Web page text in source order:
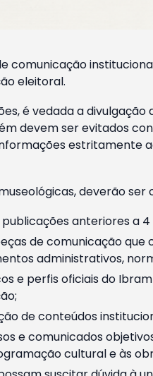
comunicação
eleitoral.
é vedada a
devem ser evitados
estritamente
deverão
anteriores a
de comunicação
administrativos,
e perfis oficiais do
de conteúdos
e comunicados
cultural e às